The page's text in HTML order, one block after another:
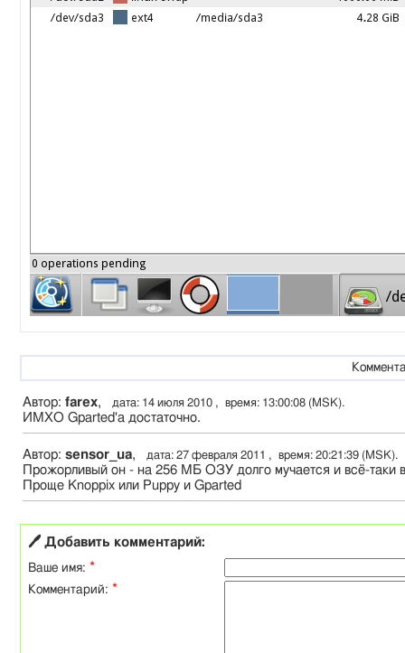
Автор: farex, дата: 14 июля 2010 , время: 13:00:08 (MSK).
ИМХО Gparted'a достаточно.
Автор: sensor_ua, дата: 27 февраля 2011 , время: 20:21:39 (MSK).
Прожорливый он - на 256 МБ ОЗУ долго мучается и всё-таки
Проще Knoppix или Puppy и Gparted
🖊 Добавить комментарий:
Ваше имя: *
Комментарий: *